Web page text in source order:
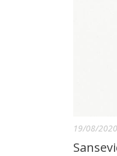
19/08/2020